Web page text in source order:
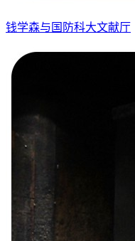
钱学森与国防科大文献厅